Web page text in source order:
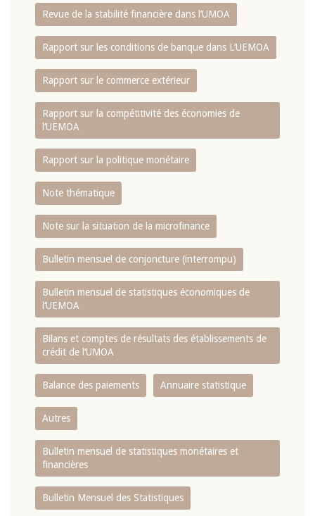
Revue de la stabilité financière dans l‘UMOA
Rapport sur les conditions de banque dans L‘UEMOA
Rapport sur le commerce extérieur
Rapport sur la compétitivité des économies de
l‘UEMOA
Rapport sur la politique monétaire
Note thématique
Note sur la situation de la microfinance
Bulletin mensuel de conjoncture (interrompu)
Bulletin mensuel de statistiques économiques de
l‘UEMOA
Bilans et comptes de résultats des établissements de
crédit de l‘UMOA
Balance des paiements Annuaire statistique
Autres
Bulletin mensuel de statistiques monétaires et
financières
Bulletin Mensuel des Statistiques